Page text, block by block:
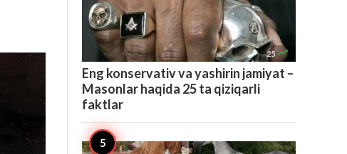
25 
Eng konservativ va yashirin jamiyat –
Masonlar haqida 25 ta qiziqarli
faktlar